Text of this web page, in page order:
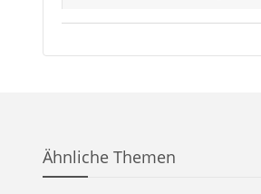
Ähnliche Themen